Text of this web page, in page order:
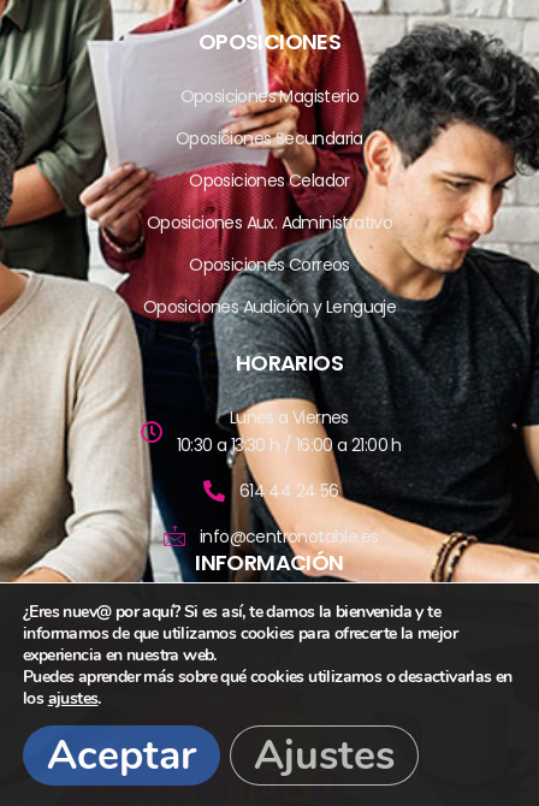
OPOSICIONES
Oposiciones Magisterio
Oposiciones Secundaria
Oposiciones Celador
Oposiciones Aux. Administrativo
Oposiciones Correos
Oposiciones Audición y Lenguaje
HORARIOS
Lunes a Viernes
10:30 a 13:30 h / 16:00 a 21:00 h
614 44 24 56
info@centronotable.es
INFORMACIÓN
Aviso Legal
Política de Privacidad
Colaboradores
¿Eres nuev@ por aquí? Si es así, te damos la bienvenida y te
informamos de que utilizamos cookies para ofrecerte la mejor
experiencia en nuestra web.
Puedes aprender más sobre qué cookies utilizamos o desactivarlas en
losajustes.
Aceptar Ajustes